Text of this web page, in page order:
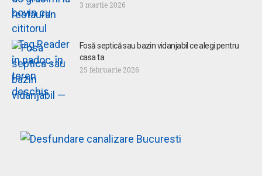
3 martie 2026
Fosă septică sau bazin vidanjabil ce alegi pentru
casa ta
25 februarie 2026